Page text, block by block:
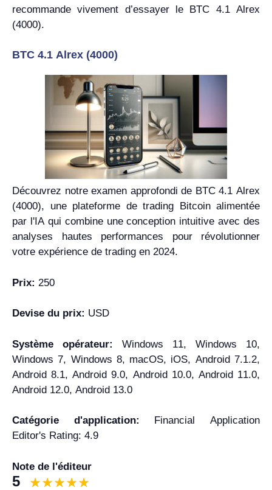
recommande vivement d’essayer le BTC 4.1 Alrex
(4000).
BTC 4.1 Alrex (4000)
Découvrez notre examen approfondi de BTC 4.1 Alrex
(4000), une plateforme de trading Bitcoin alimentée
par l'IA qui combine une conception intuitive avec des
analyses hautes performances pour révolutionner
votre expérience de trading en 2024.
Prix: 250
Devise du prix: USD
Système opérateur: Windows 11, Windows 10,
Windows 7, Windows 8, macOS, iOS, Android 7.1.2,
Android 8.1, Android 9.0, Android 10.0, Android 11.0,
Android 12.0, Android 13.0
Catégorie d'application: Financial Application
Editor's Rating: 4.9
Note de l'éditeur
5